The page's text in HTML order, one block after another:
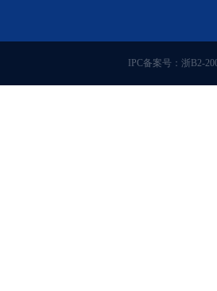
IPC备案号：浙B2-